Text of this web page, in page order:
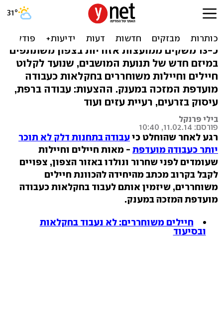
משתחררים מצה"ל? יש
הצעות בחקלאות
כ-13 משקים ממועצות אזוריות בצפון משתתפים
במיזם חדש של תנועת המושבים, שנועד לקלוט
חיילים וחיילות משוחררים בחקלאות כעבודה
מועדפת המזכה במענק. ההצעות: עבודה ברפת,
עיסוק בזרעים, רעיית עזים ועוד
בילי פרנקל
פורסם: 11.02.14, 10:40
רגע לאחר שהוחלט כיעבודה בתחנות דלק לא תוכר
יותר כעבודה מועדפת - מאות חיילים וחיילות
שעומדים לפני שחרור ונולדו באזור הצפון, צפויים
לקבל בקרוב מכתב מהיחידה להכוונת חיילים
משוחררים, שיזמין אותם לעבוד בחקלאות כעבודה
מועדפת המזכה במענק.
חיילים משוחררים: לא נעבוד בחקלאות
ובסיעוד